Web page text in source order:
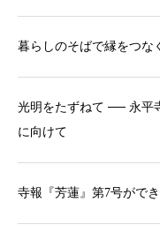
暮らしのそばで縁をつ
光明をたずねて ── 永平
に向けて
寺報『芳蓮』第7号ができ